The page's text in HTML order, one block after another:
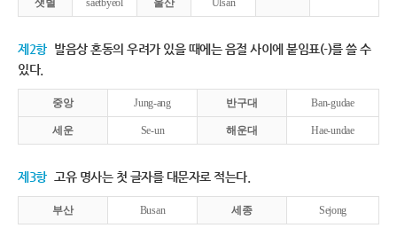
샛별 saetbyeol 울산 Ulsan
제2항 발음상 혼동의 우려가 있을 때에는 음절 사이에 붙임표(-)를 쓸 수
있다.
중앙 Jung-ang 반구대 Ban-gudae
세운 Se-un 해운대 Hae-undae
제3항 고유 명사는 첫 글자를 대문자로 적는다.
부산 Busan 세종 Sejong